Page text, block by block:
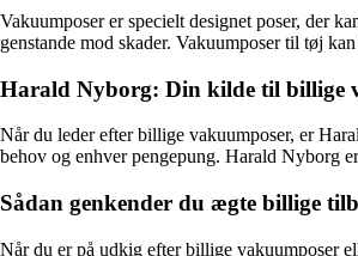
Vakuumposer er specielt designet poser, der
genstande mod skader. Vakuumposer til tøj
Harald Nyborg: Din kilde til billige
Når du leder efter billige vakuumposer, er
behov og enhver pengepung. Harald Nyborg
Sådan genkender du ægte billige
Når du er på udkig efter billige vakuumposer